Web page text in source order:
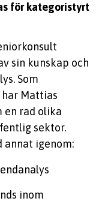
för kategoristyrt
sin kunskap och
Som
har Mattias
en rad olika
sektor.
annat igenom:
inom